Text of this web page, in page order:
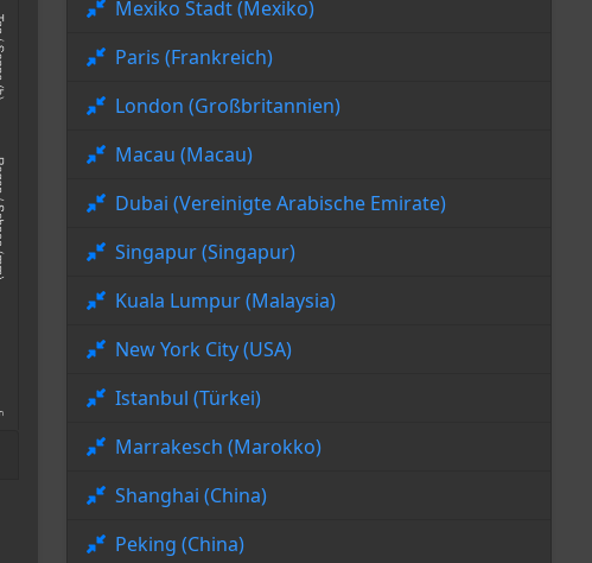
Mexiko Stadt (Mexiko)
Paris (Frankreich)
London (Großbritannien)
Macau (Macau)
Dubai (Vereinigte Arabische Emirate)
Singapur (Singapur)
Kuala Lumpur (Malaysia)
New York City (USA)
Istanbul (Türkei)
Marrakesch (Marokko)
Shanghai (China)
Peking (China)